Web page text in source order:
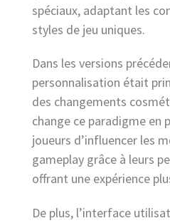
spéciaux, adaptant les
styles de jeu uniques.
Dans les versions
personnalisation était
des changements
change ce paradigme en
joueurs d’influencer les
gameplay grâce à leurs
offrant une expérience
De plus, l’interface